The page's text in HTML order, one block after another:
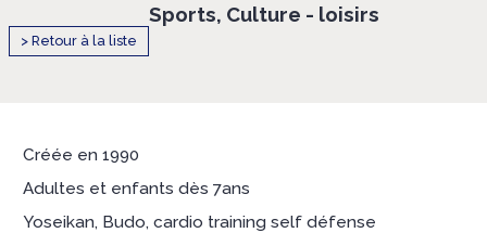
Sports, Culture - loisirs
> Retour à la liste
Créée en 1990
Adultes et enfants dès 7ans
Yoseikan, Budo, cardio training self défense